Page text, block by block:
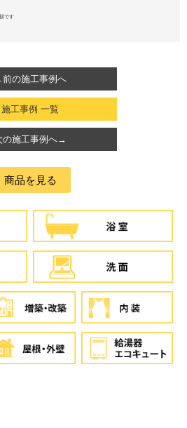
です
の施工事例へ
施工事例 一覧
の施工事例へ→
商品を見る